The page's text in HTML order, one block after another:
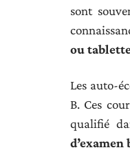
sont
ou
Les auto-
B. Ces
qualifié
d’examen